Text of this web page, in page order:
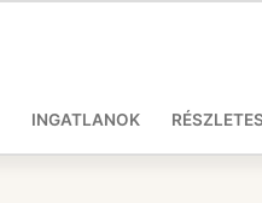
INGATLANOK